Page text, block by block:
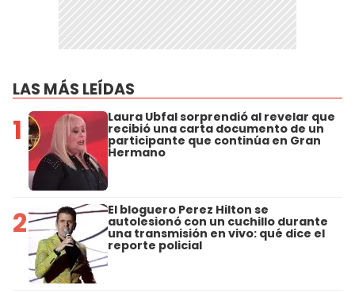
LAS MÁS LEÍDAS
1 Laura Ubfal sorprendió al revelar que
recibió una carta documento de un
participante que continúa en Gran
Hermano
2 El bloguero Perez Hilton se
autolesionó con un cuchillo durante
una transmisión en vivo: qué dice el
reporte policial